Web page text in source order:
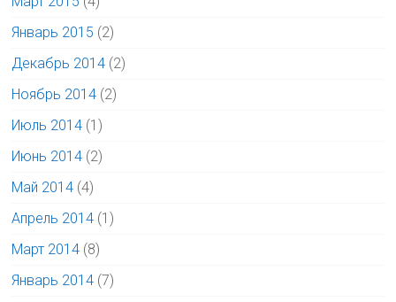
Январь 2015 (2)
Декабрь 2014 (2)
Ноябрь 2014 (2)
Июль 2014 (1)
Июнь 2014 (2)
Май 2014 (4)
Апрель 2014 (1)
Март 2014 (8)
Январь 2014 (7)